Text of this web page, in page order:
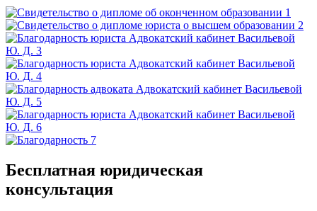
Бесплатная юридическая
консультация